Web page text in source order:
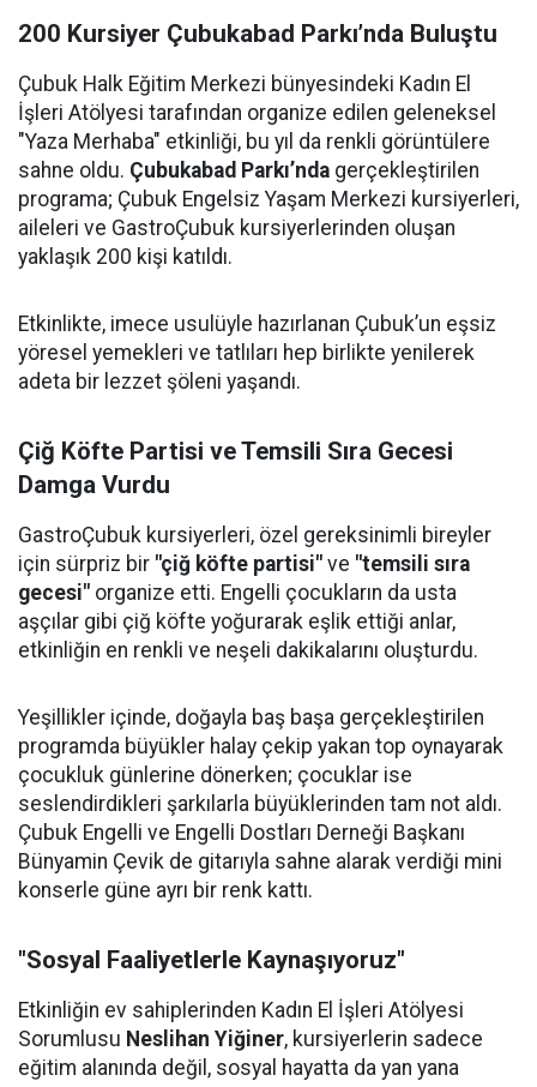
200 Kursiyer Çubukabad Parkı’nda Buluştu
Çubuk Halk Eğitim Merkezi bünyesindeki Kadın El
İşleri Atölyesi tarafından organize edilen geleneksel
"Yaza Merhaba" etkinliği, bu yıl da renkli görüntülere
sahne oldu. Çubukabad Parkı’nda gerçekleştirilen
programa; Çubuk Engelsiz Yaşam Merkezi kursiyerleri,
aileleri ve GastroÇubuk kursiyerlerinden oluşan
yaklaşık 200 kişi katıldı.
Etkinlikte, imece usulüyle hazırlanan Çubuk’un eşsiz
yöresel yemekleri ve tatlıları hep birlikte yenilerek
adeta bir lezzet şöleni yaşandı.
Çiğ Köfte Partisi ve Temsili Sıra Gecesi
Damga Vurdu
GastroÇubuk kursiyerleri, özel gereksinimli bireyler
için sürpriz bir "çiğ köfte partisi" ve "temsili sıra
gecesi" organize etti. Engelli çocukların da usta
aşçılar gibi çiğ köfte yoğurarak eşlik ettiği anlar,
etkinliğin en renkli ve neşeli dakikalarını oluşturdu.
Yeşillikler içinde, doğayla baş başa gerçekleştirilen
programda büyükler halay çekip yakan top oynayarak
çocukluk günlerine dönerken; çocuklar ise
seslendirdikleri şarkılarla büyüklerinden tam not aldı.
Çubuk Engelli ve Engelli Dostları Derneği Başkanı
Bünyamin Çevik de gitarıyla sahne alarak verdiği mini
konserle güne ayrı bir renk kattı.
"Sosyal Faaliyetlerle Kaynaşıyoruz"
Etkinliğin ev sahiplerinden Kadın El İşleri Atölyesi
Sorumlusu Neslihan Yiğiner, kursiyerlerin sadece
eğitim alanında değil, sosyal hayatta da yan yana